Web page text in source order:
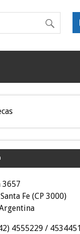
3657
Fe (CP 3000)
4555229 / 4534451